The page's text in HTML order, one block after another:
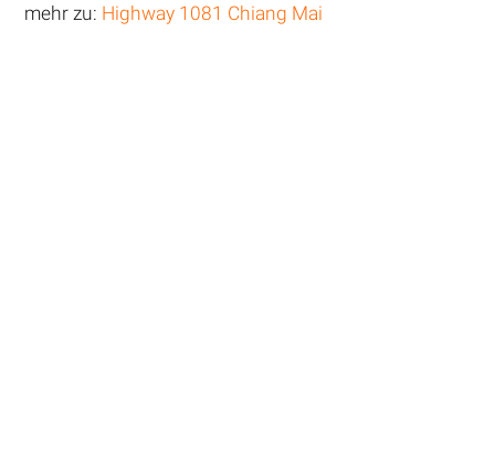
mehr zu: Highway 1081 Chiang Mai